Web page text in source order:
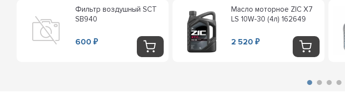
Фильтр воздушный SCT
SB940
600₽
Масло моторное ZIC X7
LS 10W-30 (4л) 162649
2 520₽